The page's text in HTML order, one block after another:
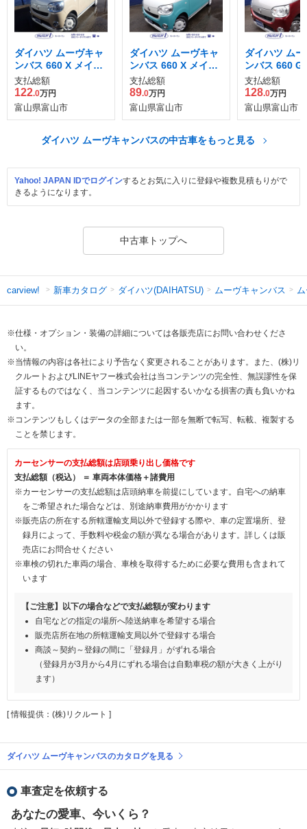
ダイハツ ムーヴキャ
ンバス 660 X メイク
アップ リミテッド S
AIII
支払総額
122.0万円
富山県富山市
ダイハツ ムーヴキャ
ンバス 660 X メイク
アップ SAIII
支払総額
89.0万円
富山県富山市
ダイハツ ム
ンバス 660 G
アップ SAIII
支払総額
128.0万円
富山県富山市
ダイハツ ムーヴキャンバスの中古車をもっと見る
Yahoo! JAPAN IDでログインするとお気に入りに登録や複数見積もりがで
きるようになります。
中古車トップへ
carview! 新車カタログ ダイハツ(DAIHATSU) ムーヴキャンバス
※仕様・オプション・装備の詳細については各販売店にお問い合わせくださ
い。
※当情報の内容は各社により予告なく変更されることがあります。また、(株)リ
クルートおよびLINEヤフー株式会社は当コンテンツの完全性、無誤謬性を保
証するものではなく、当コンテンツに起因するいかなる損害の責も負いかね
ます。
※コンテンツもしくはデータの全部または一部を無断で転写、転載、複製する
ことを禁じます。
カーセンサーの支払総額は店頭乗り出し価格です
支払総額（税込） ＝ 車両本体価格＋諸費用
※カーセンサーの支払総額は店頭納車を前提にしています。自宅への納車
をご希望された場合などは、別途納車費用がかかります
※販売店の所在する所轄運輸支局以外で登録する際や、車の定置場所、登
録月によって、手数料や税金の額が異なる場合があります。詳しくは販
売店にお問合せください
※車検の切れた車両の場合、車検を取得するために必要な費用も含まれて
います
【ご注意】以下の場合などで支払総額が変わります
自宅などの指定の場所へ陸送納車を希望する場合
販売店所在地の所轄運輸支局以外で登録する場合
商談～契約～登録の間に「登録月」がずれる場合
（登録月が3月から4月にずれる場合は自動車税の額が大きく上がり
ます）
[ 情報提供：(株)リクルート ]
ダイハツ ムーヴキャンバスのカタログを見る
車査定を依頼する
あなたの愛車、今いくら？